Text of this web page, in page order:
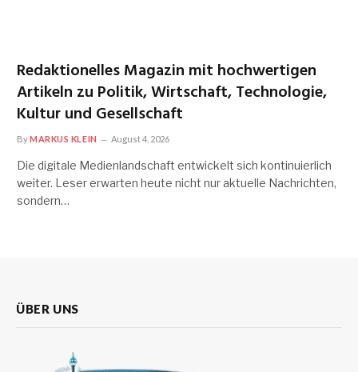
Redaktionelles Magazin mit hochwertigen
Artikeln zu Politik, Wirtschaft, Technologie,
Kultur und Gesellschaft
ByMARKUS KLEIN August 4, 2026
Die digitale Medienlandschaft entwickelt sich kontinuierlich
weiter. Leser erwarten heute nicht nur aktuelle Nachrichten,
sondern…
ÜBER UNS